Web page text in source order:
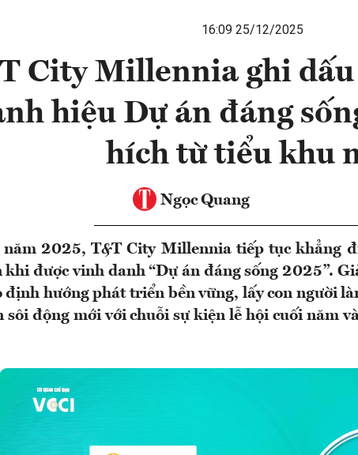
16:09 25/12/2025
City Millennia ghi
hiệu Dự án đáng
hích từ tiểu khu
Ngọc Quang
2025, T&T City Millennia tiếp tục khẳng
khi được vinh danh “Dự án đáng sống 2025”.
định hướng phát triển bền vững, lấy con người
sôi động mới với chuỗi sự kiện lễ hội cuối năm